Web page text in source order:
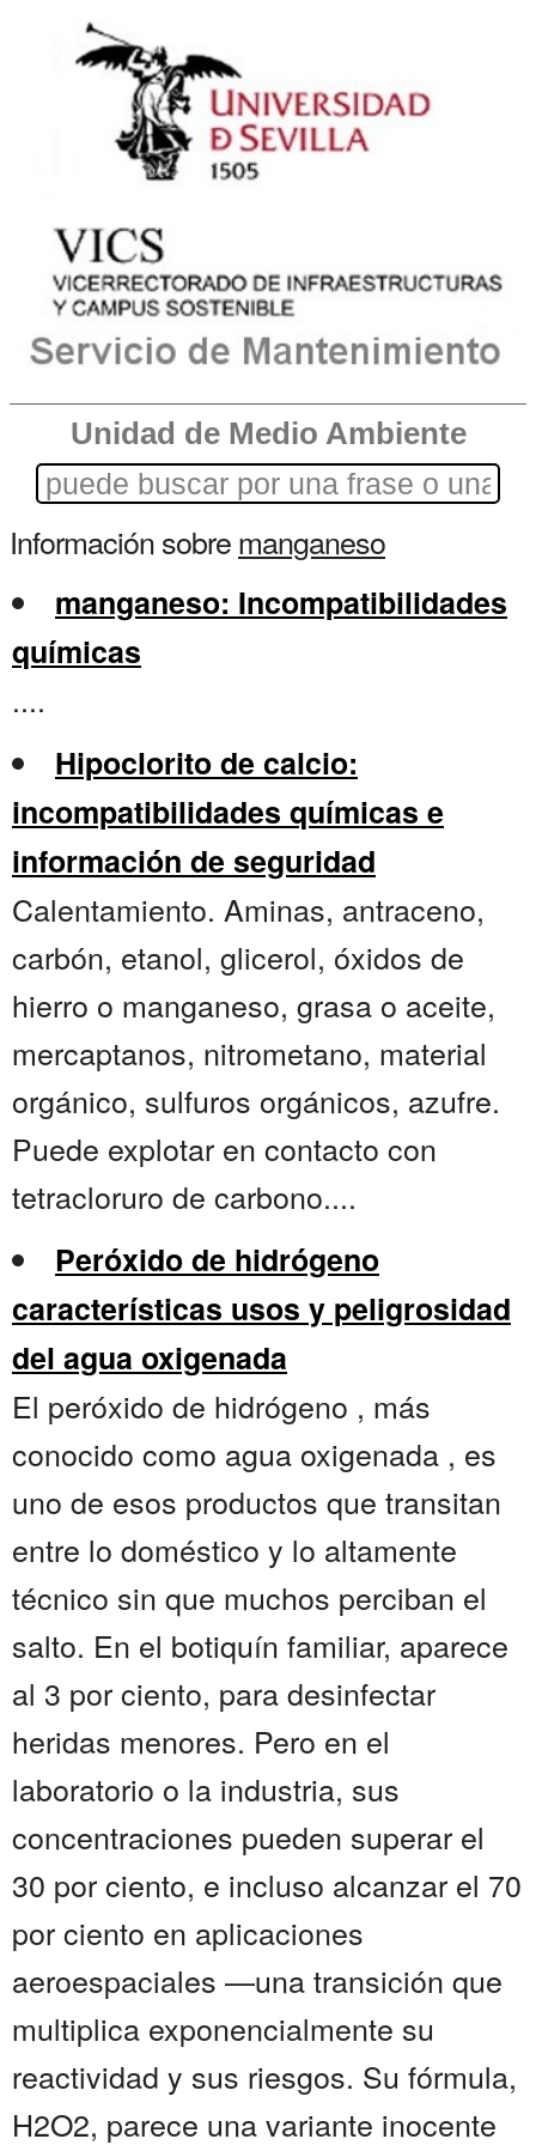
Unidad de Medio Ambiente
Información sobremanganeso
manganeso: Incompatibilidades
químicas
....
Hipoclorito de calcio:
incompatibilidades químicas e
información de seguridad
Calentamiento. Aminas, antraceno,
carbón, etanol, glicerol, óxidos de
hierro o manganeso, grasa o aceite,
mercaptanos, nitrometano, material
orgánico, sulfuros orgánicos, azufre.
Puede explotar en contacto con
tetracloruro de carbono....
Peróxido de hidrógeno
características usos y peligrosidad
del agua oxigenada
El peróxido de hidrógeno , más
conocido como agua oxigenada , es
uno de esos productos que transitan
entre lo doméstico y lo altamente
técnico sin que muchos perciban el
salto. En el botiquín familiar, aparece
al 3 por ciento, para desinfectar
heridas menores. Pero en el
laboratorio o la industria, sus
concentraciones pueden superar el
30 por ciento, e incluso alcanzar el 70
por ciento en aplicaciones
aeroespaciales —una transición que
multiplica exponencialmente su
reactividad y sus riesgos. Su fórmula,
H2O2, parece una variante inocente